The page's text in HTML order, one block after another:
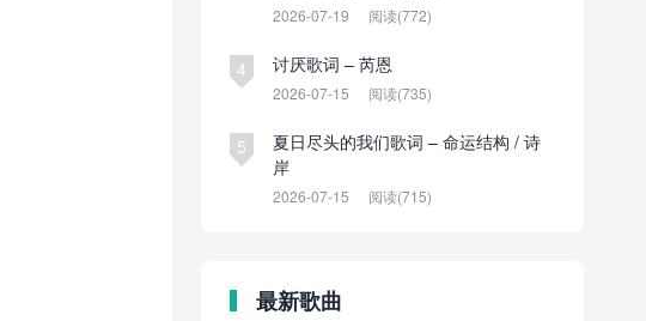
2026-07-19 阅读(772)
4 讨厌歌词 – 芮恩
2026-07-15 阅读(735)
5
夏日尽头的我们歌词 – 命运结构 / 诗
岸
2026-07-15 阅读(715)
最新歌曲